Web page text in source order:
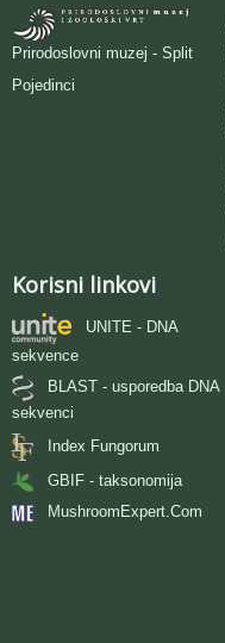
Prirodoslovni muzej - Split
Pojedinci
Korisni linkovi
UNITE - DNA
sekvence
BLAST - usporedba DNA
sekvenci
Index Fungorum
GBIF - taksonomija
MushroomExpert.Com